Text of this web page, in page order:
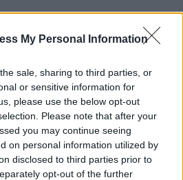
My Personal Information
sale, sharing to third parties, or
or sensitive information for
please use the below opt-out
Please note that after your
you may continue seeing
on personal information utilized by
disclosed to third parties prior to
opt-out of the further